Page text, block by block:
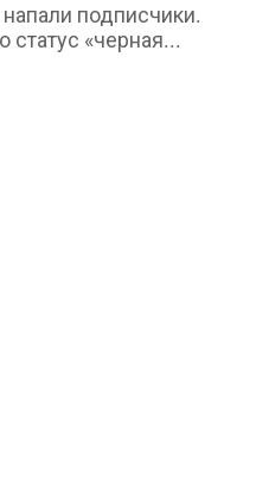
подписчики.
статус «черная...